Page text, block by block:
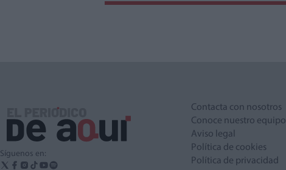
Síguenos en:
Contacta con nosotros
Conoce nuestro equipo
Aviso legal
Política de cookies
Política de privacidad